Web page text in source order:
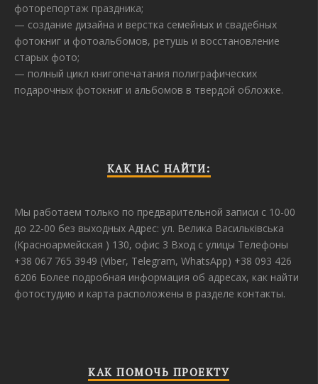
фоторепортаж праздника;
— создание дизайна и верстка семейных и свадебных
фотокниг и фотоальбомов, ретушь и восстановление
старых фото;
— полный цикл книгопечатания полиграфических
подарочных фотокниг и альбомов в твердой обложке.
КАК НАС НАЙТИ:
Мы работаем только по предварительной записи с 10-00
до 22-00 без выходных Адрес: ул. Велика Васильківська
(Красноармейская ) 130, офис 3 Вход с улицы Телефоны
+38 067 765 3949 (Viber, Telegram, WhatsApp) +38 093 426
6206 Более подробная информация об адресах, как найти
фотостудию и карта расположены в разделе контакты.
КАК ПОМОЧЬ ПРОЕКТУ